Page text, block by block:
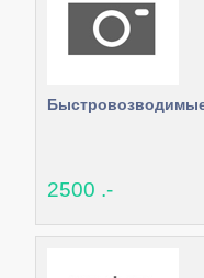
2500 .-